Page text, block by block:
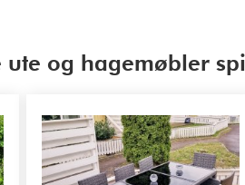
og hagemøbler